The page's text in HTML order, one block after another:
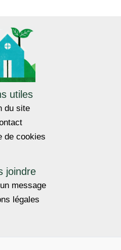
utiles
du site
de cookies
joindre
message
légales